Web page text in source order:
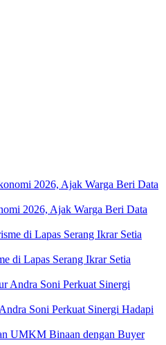
2026, Ajak Warga Beri Data
di Lapas Serang Ikrar Setia
Soni Perkuat Sinergi Hadapi